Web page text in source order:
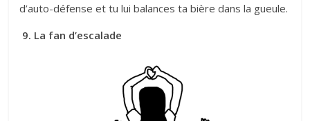
d’auto-défense et tu lui balances ta bière dans la gueule.
9. La fan d’escalade